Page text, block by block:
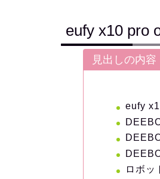
eufy x10 pro
見出しの内容
eufy
ロボッ